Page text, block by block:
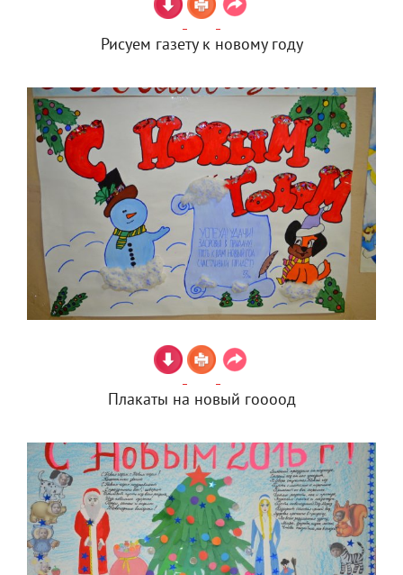
Рисуем газету к новому году
Плакаты на новый гоооод